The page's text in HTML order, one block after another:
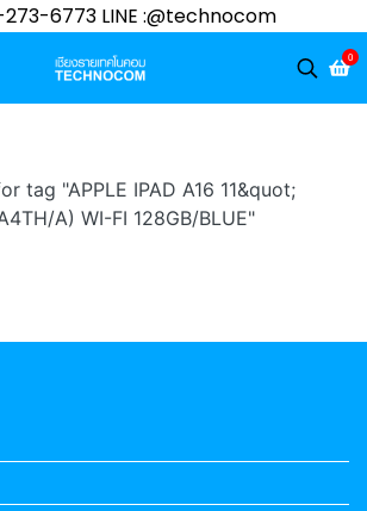
273-6773 LINE :@technocom
0
tag "APPLE IPAD A16 11&quot;
A) WI-FI 128GB/BLUE"